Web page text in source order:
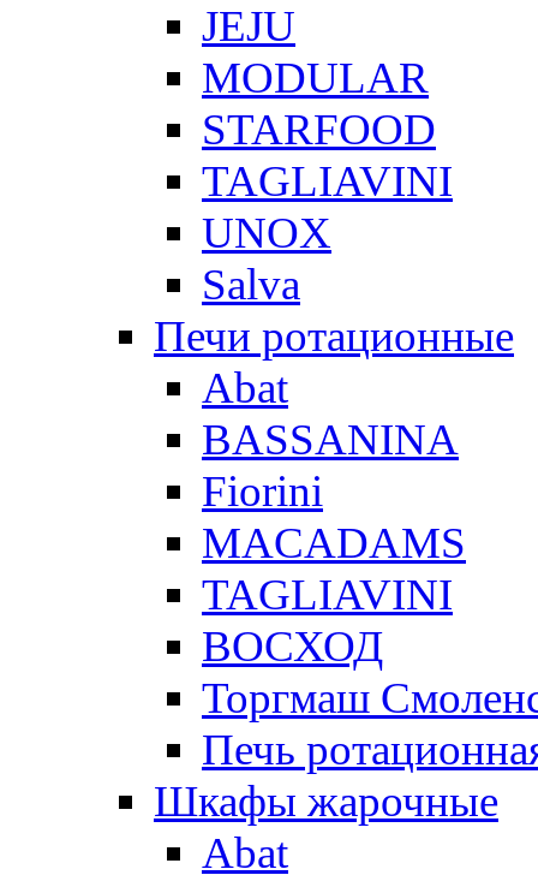
JEJU
MODULAR
STARFOOD
TAGLIAVINI
UNOX
Salva
Печи ротационные
Abat
BASSANINA
Fiorini
MACADAMS
TAGLIAVINI
ВОСХОД
Торгмаш
Печь
Шкафы жарочные
Abat